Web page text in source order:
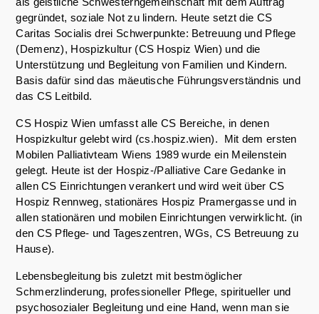
gegründet, soziale Not zu lindern. Heute setzt die CS
Caritas Socialis drei Schwerpunkte: Betreuung und Pflege
(Demenz), Hospizkultur (CS Hospiz Wien) und die
Unterstützung und Begleitung von Familien und Kindern.
Basis dafür sind das mäeutische Führungsverständnis und
das CS Leitbild.
CS Hospiz Wien umfasst alle CS Bereiche, in denen
Hospizkultur gelebt wird (cs.hospiz.wien). Mit dem ersten
Mobilen Palliativteam Wiens 1989 wurde ein Meilenstein
gelegt. Heute ist der Hospiz-/Palliative Care Gedanke in
allen CS Einrichtungen verankert und wird weit über CS
Hospiz Rennweg, stationäres Hospiz Pramergasse und in
allen stationären und mobilen Einrichtungen verwirklicht. (in
den CS Pflege- und Tageszentren, WGs, CS Betreuung zu
Hause).
Lebensbegleitung bis zuletzt mit bestmöglicher
Schmerzlinderung, professioneller Pflege, spiritueller und
psychosozialer Begleitung und eine Hand, wenn man sie